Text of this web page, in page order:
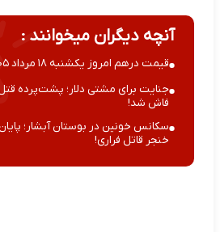
آنچه دیگران میخوانند :
قیمت درهم امروز یکشنبه ۱۸ مرداد ۱۴۰۵
جنایت برای مشتی دلار؛ پشت‌پرده
فاش شد!
سکانس خونین در بوستان آبشار؛
خنجر قاتل فراری!